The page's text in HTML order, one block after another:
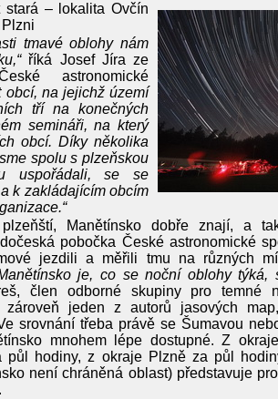
– lokalita Ovčín
tmavé oblohy nám
říká Josef Jíra ze
astronomické
obcí, na jejichž území
tří na konečných
semináři, na který
obcí. Díky několika
spolu s plzeňskou
uspořádali, se se
k zakládajícím obcím
Manětínsko dobře znají, a
pobočka České astronomické
jezdili a měřili tmu na různých
je, co se noční oblohy týká,
člen odborné skupiny pro temné
zároveň jeden z autorů jasových
srovnání třeba právě se Šumavou
mnohem lépe dostupné. Z
půl hodiny, z okraje Plzně za půl
není chráněná oblast) představuje